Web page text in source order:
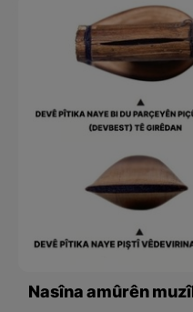
Nasîna amûrên